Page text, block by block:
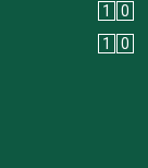
1 0
1 0